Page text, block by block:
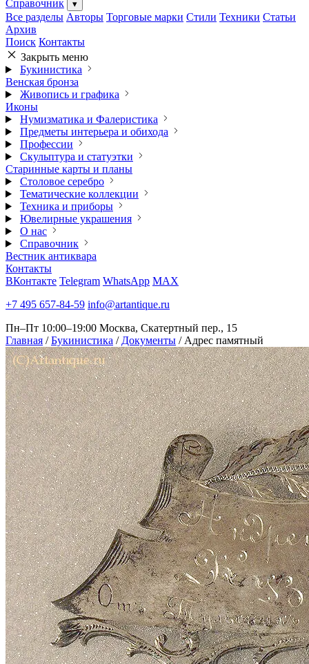
Справочник
▾
Все разделы Авторы Торговые марки Стили Техники Статьи
Архив
Поиск Контакты
Закрыть меню
Букинистика
Венская бронза
Живопись и графика
Иконы
Нумизматика и Фалеристика
Предметы интерьера и обихода
Профессии
Скульптура и статуэтки
Старинные карты и планы
Столовое серебро
Тематические коллекции
Техника и приборы
Ювелирные украшения
О нас
Справочник
Вестник антиквара
Контакты
ВКонтакте Telegram WhatsApp MAX
+7 495 657-84-59 info@artantique.ru
Пн–Пт 10:00–19:00 Москва, Скатертный пер., 15
Главная / Букинистика / Документы / Адрес памятный